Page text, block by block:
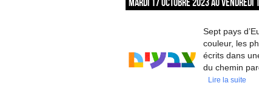
MARDI 17 OCTOBRE 2023 AU
Sept pays
couleur, les
écrits dans
du chemin
Lire la suite